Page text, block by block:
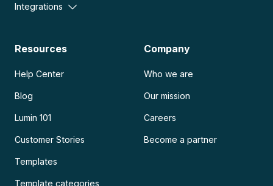
Integrations
Resources
Help Center
Blog
Lumin 101
Customer Stories
Templates
Template categories
Company
Who we are
Our mission
Careers
Become a partner